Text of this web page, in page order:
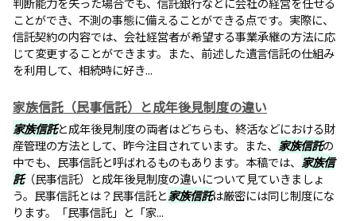
ことができ、不測の事態に備えることができる点です。実際に、
信託契約の内容では、会社経営者が希望する事業承継の方法に応
じて変更することができます。また、前述した遺言信託の仕組み
を利用して、相続時に好き...
家族信託（民事信託）と成年後見制度の違い
家族信託と成年後見制度の両者はどちらも、終活などにおける財
産管理の方法として、昨今注目されています。また、 家族信託の
中でも、民事信託と呼ばれるものもあります。本稿では、 家族信
託（民事信託）と成年後見制度の違いについて見ていきましょ
う。民事信託とは？民事信託と家族信託は厳密には同じ制度にな
ります。「民事信託」と「家...